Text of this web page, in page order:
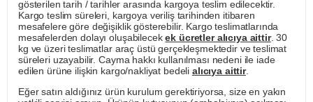
gösterilen tarih / tarihler arasında kargoya teslim edilecektir.
Kargo teslim süreleri, kargoya veriliş tarihinden itibaren
mesafelere göre değişiklik gösterebilir. Kargo teslimatlarında
mesafelerden dolayı oluşabilecekek ücretler alıcıya aittir. 30
kg ve üzeri teslimatlar araç üstü gerçekleşmektedir ve teslimat
süreleri uzayabilir. Cayma hakkı kullanılması nedeni ile iade
edilen ürüne ilişkin kargo/nakliyat bedeli alıcıya aittir.
Eğer satın aldığınız ürün kurulum gerektiriyorsa, size en yakın